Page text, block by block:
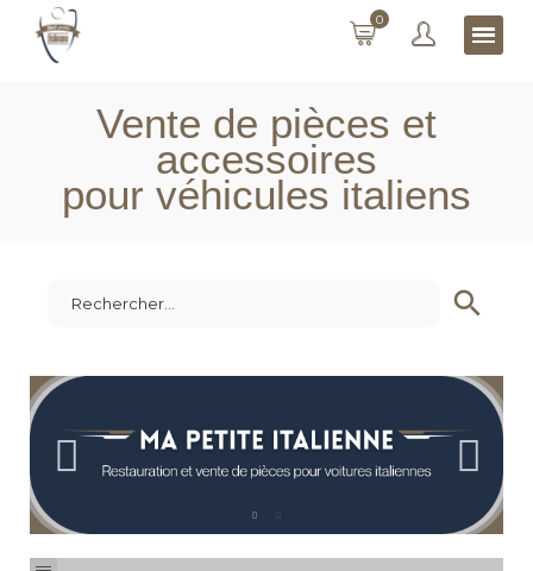
0
Vente de pièces et
accessoires
pour véhicules italiens